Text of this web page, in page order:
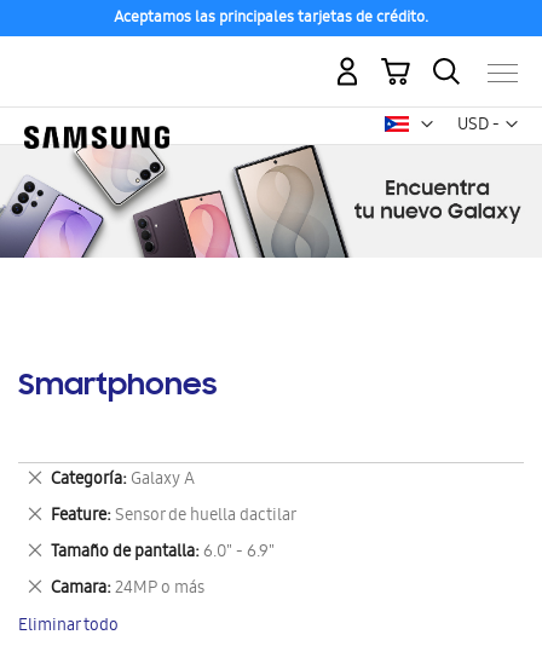
Aceptamos las principales tarjetas de crédito.
USD -
dólar
Mi carrito
Smartphones
Categoría Galaxy A
Eliminar
este
artículo
Feature Sensor de huella dactilar
Eliminar
este
artículo
Tamaño de pantalla 6.0" - 6.9"
Eliminar
este
artículo
Camara 24MP o más
Eliminar
este
artículo
Eliminar todo